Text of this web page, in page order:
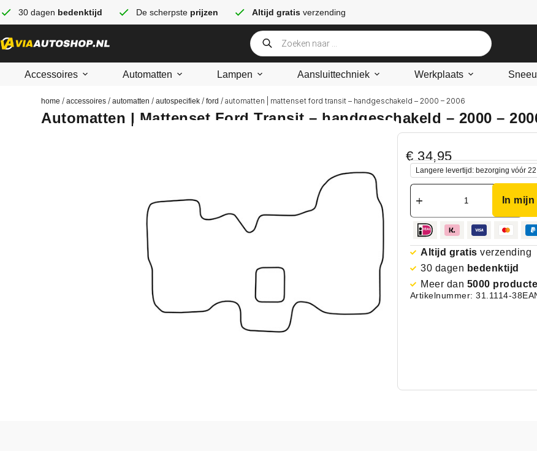
30 dagen bedenktijd De scherpste prijzen Altijd gratis verzending
Accessoires Automatten Lampen Aansluittechniek Werkplaats
home /accessoires /automatten /autospecifiek /ford / automatten | mattenset ford transit – handgeschakeld – 2000 – 2006
Automatten | Mattenset Ford Transit – handgeschakeld – 2000 –
€34,95
Langere levertijd: bezorging vóór
In
Altijd gratis verzending
30 dagen bedenktijd
Meer dan 5000
Artikelnummer: 31.1114-38